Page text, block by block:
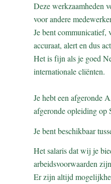
Deze werkzaamheden
voor andere
Je bent communicatief,
accuraat, alert en dus
Het is fijn als je goed
internationale cliënten.
Je hebt een afgeronde
afgeronde opleiding
Je bent beschikbaar
Het salaris dat wij je
arbeidsvoorwaarden
Er zijn altijd